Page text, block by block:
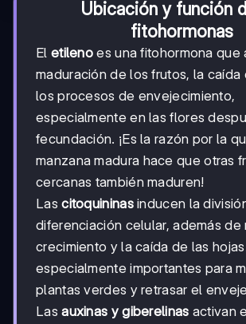
Ubicación y función
fitohormonas
El etileno es una fitohormona que
maduración de los frutos, la caída
los procesos de envejecimiento,
especialmente en las flores
fecundación. ¡Es la razón por la
manzana madura hace que otras
cercanas también maduren!
Lascitoquininasinducen la
diferenciación celular, además de
crecimiento y la caída de las
especialmente importantes para
plantas verdes y retrasar el
Lasauxinas y giberelinas activan